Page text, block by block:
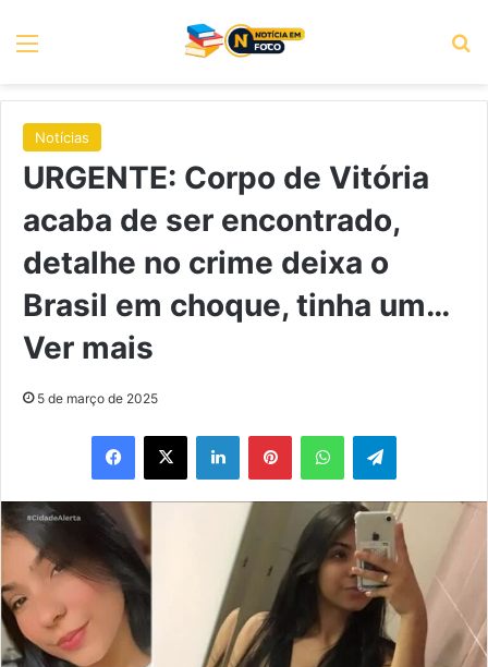
Menu
Notícias
URGENTE: Corpo de Vitória
acaba de ser encontrado,
detalhe no crime deixa o
Brasil em choque, tinha um…
Ver mais
5 de março de 2025
Facebook
X LinkedinPinterestWhatsAppTelegram